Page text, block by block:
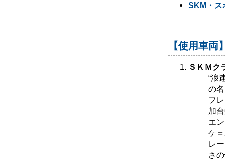
SKM・ス
【使用車両
ＳＫＭク
“浪
の
フ
加
エ
ケ
レ
さ